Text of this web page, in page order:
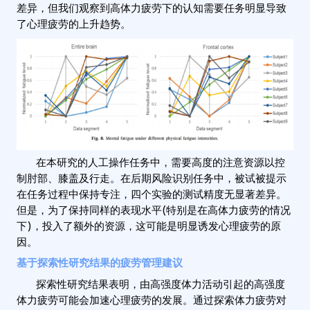
差异，但我们观察到高体力疲劳下的认知需要任务明显导致
了心理疲劳的上升趋势。
在本研究的人工操作任务中，需要高度的注意资源以控
制肘部、膝盖及行走。在后期风险识别任务中，被试被提示
在任务过程中保持专注，四个实验的测试精度无显著差异。
但是，为了保持同样的表现水平(特别是在高体力疲劳的情况
下)，投入了额外的资源，这可能是明显诱发心理疲劳的原
因。
基于探索性研究结果的疲劳管理建议
探索性研究结果表明，由高强度体力活动引起的高强度
体力疲劳可能会加速心理疲劳的发展。通过探索体力疲劳对